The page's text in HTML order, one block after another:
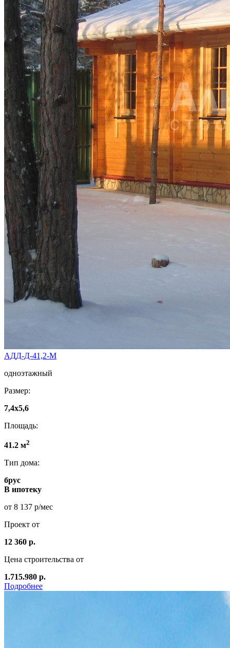
АДД-Д-41,2-М
одноэтажный
Размер:
7,4x5,6
Площадь:
41.2 м2
Тип дома:
брус
В ипотеку
от 8 137 р/мес
Проект от
12 360 р.
Цена строительства от
1.715.980 р.
Подробнее